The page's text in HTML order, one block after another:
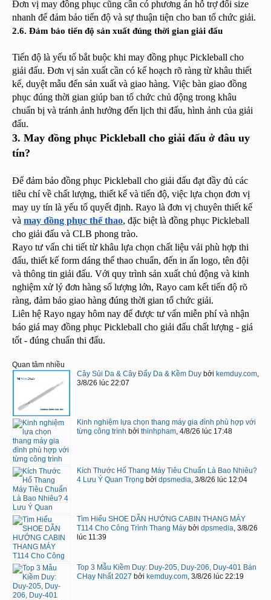
Đơn vị may đồng phục cũng cần có phương án hỗ trợ đổi size
nhanh để đảm bảo tiến độ và sự thuận tiện cho ban tổ chức giải.
2.6. Đảm bảo tiến độ sản xuất đúng thời gian giải đấu
Tiến độ là yếu tố bắt buộc khi may đồng phục Pickleball cho
giải đấu. Đơn vị sản xuất cần có kế hoạch rõ ràng từ khâu thiết
kế, duyệt mẫu đến sản xuất và giao hàng. Việc bàn giao đồng
phục đúng thời gian giúp ban tổ chức chủ động trong khâu
chuẩn bị và tránh ảnh hưởng đến lịch thi đấu, hình ảnh của giải
đấu.
3. May đồng phục Pickleball cho giải đấu ở đâu uy
tín?
Để đảm bảo đồng phục Pickleball cho giải đấu đạt đầy đủ các
tiêu chí về chất lượng, thiết kế và tiến độ, việc lựa chọn đơn vị
may uy tín là yếu tố quyết định. Rayo là đơn vị chuyên thiết kế
và may đồng phục thể thao, đặc biệt là đồng phục Pickleball
cho giải đấu và CLB phong trào.
Rayo tư vấn chi tiết từ khâu lựa chọn chất liệu vải phù hợp thi
đấu, thiết kế form dáng thể thao chuẩn, đến in ấn logo, tên đội
và thông tin giải đấu. Với quy trình sản xuất chủ động và kinh
nghiệm xử lý đơn hàng số lượng lớn, Rayo cam kết tiến độ rõ
ràng, đảm bảo giao hàng đúng thời gian tổ chức giải.
Liên hệ Rayo ngay hôm nay để được tư vấn miễn phí và nhận
báo giá may đồng phục Pickleball cho giải đấu chất lượng - giá
tốt - đúng chuẩn thi đấu.
Quan tâm nhiều
Cây Sủi Da & Cây Đẩy Da & Kềm Duy bởi kemduy.com,
3/8/26 lúc 22:07
Kinh nghiệm lựa chọn thang máy gia đình phù hợp với
từng công trình bởi thinhpham, 4/8/26 lúc 17:48
Kích Thước Hố Thang Máy Tiêu Chuẩn Là Bao Nhiêu?
4 Lưu Ý Quan Trọng bởi dpsmedia, 3/8/26 lúc 12:04
Tìm Hiểu SHOE DẪN HƯỚNG CABIN THANG MÁY
T114 Cho Công Trình Thang Máy bởi dpsmedia, 3/8/26
lúc 11:39
Top 3 Mẫu Kiềm Duy: Duy-205, Duy-206, Duy-401 Bán
CHạy Nhất 2027 bởi kemduy.com, 3/8/26 lúc 22:19